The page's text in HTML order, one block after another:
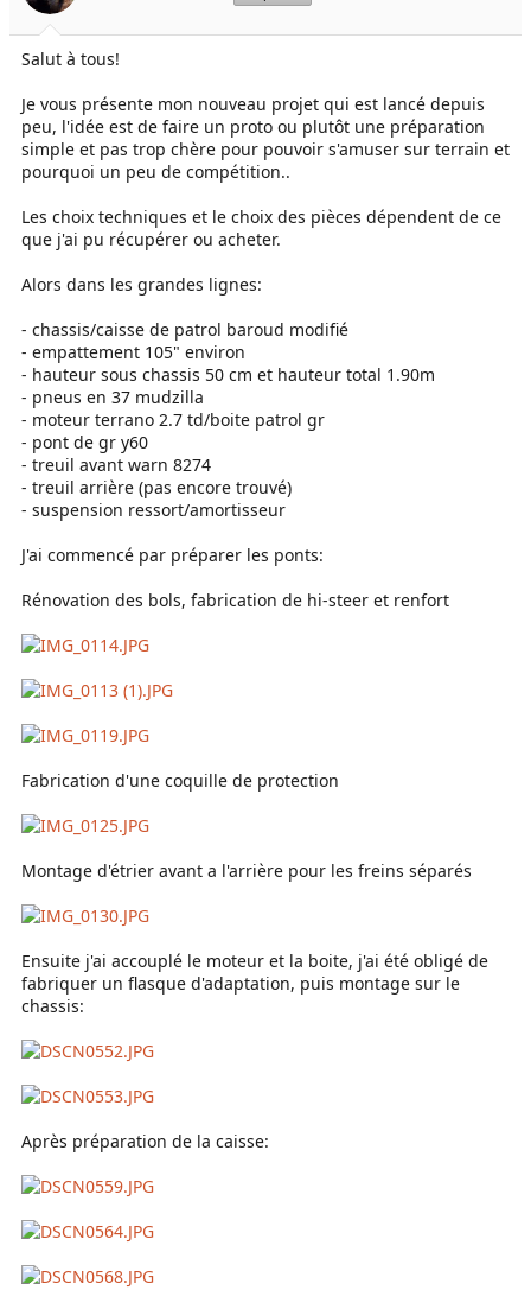
e
l
a
i
s
c
u
s
i
o
n
b
u
Salut à tous!
Je vous présente mon nouveau projet qui est lancé depuis
peu, l'idée est de faire un proto ou plutôt une préparation
simple et pas trop chère pour pouvoir s'amuser sur terrain et
pourquoi un peu de compétition..
Les choix techniques et le choix des pièces dépendent de ce
que j'ai pu récupérer ou acheter.
Alors dans les grandes lignes:
- chassis/caisse de patrol baroud modifié
- empattement 105" environ
- hauteur sous chassis 50 cm et hauteur total 1.90m
- pneus en 37 mudzilla
- moteur terrano 2.7 td/boite patrol gr
- pont de gr y60
- treuil avant warn 8274
- treuil arrière (pas encore trouvé)
- suspension ressort/amortisseur
J'ai commencé par préparer les ponts:
Rénovation des bols, fabrication de hi-steer et renfort
Fabrication d'une coquille de protection
Montage d'étrier avant a l'arrière pour les freins séparés
Ensuite j'ai accouplé le moteur et la boite, j'ai été obligé de
fabriquer un flasque d'adaptation, puis montage sur le
chassis:
Après préparation de la caisse: